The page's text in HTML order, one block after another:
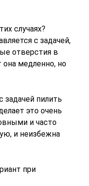
случаях?
с задачей,
отверстия в
она медленно, но
задачей пилить
это очень
и часто
и неизбежна
при